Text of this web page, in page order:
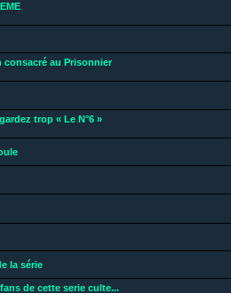
au Prisonnier
trop « Le N°6 »
la série
de cette serie culte...